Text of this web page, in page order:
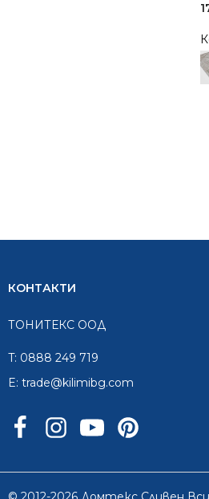
КОНТАКТИ
ТОНИТЕКС ООД
T: 0888 249 719
E: trade@kilimibg.com